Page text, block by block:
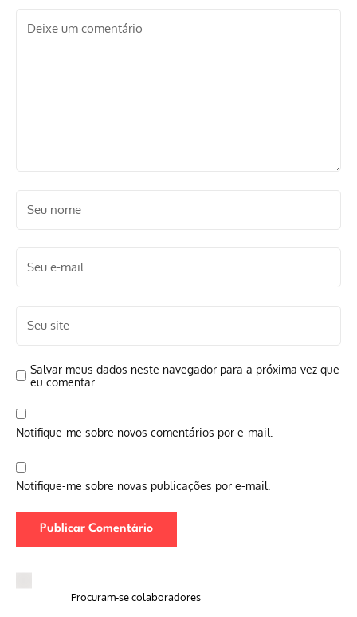
Salvar meus dados neste navegador para a próxima vez que
eu comentar.
Notifique-me sobre novos comentários por e-mail.
Notifique-me sobre novas publicações por e-mail.
Procuram-se colaboradores